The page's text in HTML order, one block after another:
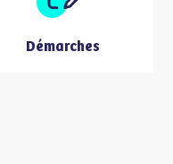
Démarches